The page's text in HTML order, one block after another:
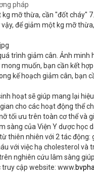
pháp
mỡ thừa, cần "đốt cháy"
để giảm một kg mỡ
trình giảm cân. Ảnh minh
muốn, bạn cần kết
kế hoạch giảm cân, bạn
hoạt sẽ giúp mang lại
cho các hoạt động thể
tối ưu trên toàn cơ thể và
sàng của Viện Y dược
thiên nhiên với 2 tác
với việc hạ cholesterol
nghiên cứu lâm sàng
truy cập website: www.